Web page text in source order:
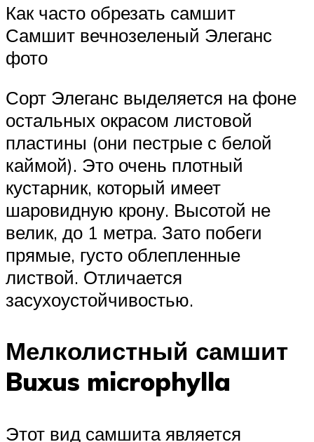
Как часто обрезать самшит
Самшит вечнозеленый Элеганс
фото
Сорт Элеганс выделяется на фоне
остальных окрасом листовой
пластины (они пестрые с белой
каймой). Это очень плотный
кустарник, который имеет
шаровидную крону. Высотой не
велик, до 1 метра. Зато побеги
прямые, густо облепленные
листвой. Отличается
засухоустойчивостью.
Мелколистный самшит
Buxus microphylla
Этот вид самшита является